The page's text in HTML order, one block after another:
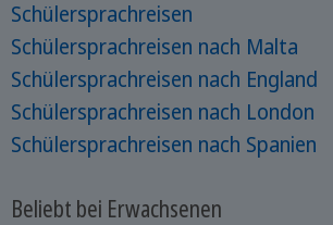
Schülersprachreisen
Schülersprachreisen nach Malta
Schülersprachreisen nach England
Schülersprachreisen nach London
Schülersprachreisen nach Spanien
Beliebt bei Erwachsenen